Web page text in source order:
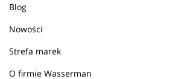
Blog
Nowości
Strefa marek
O firmie Wasserman